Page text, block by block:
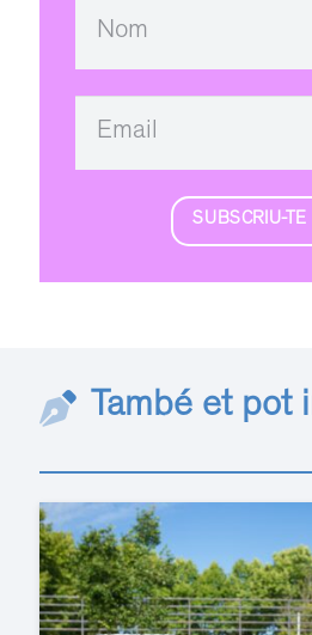
SUBSCRIU-TE
També et pot